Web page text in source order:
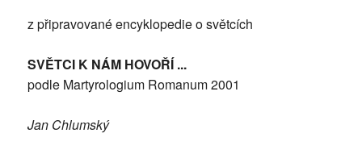
z připravované encyklopedie o světcích
SVĚTCI K NÁM HOVOŘÍ ...
podle Martyrologium Romanum 2001
Jan Chlumský